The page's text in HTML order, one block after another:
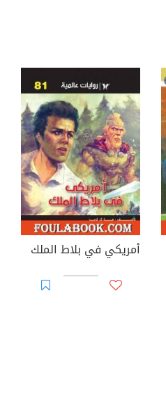
أمريكي في بلاط الملك